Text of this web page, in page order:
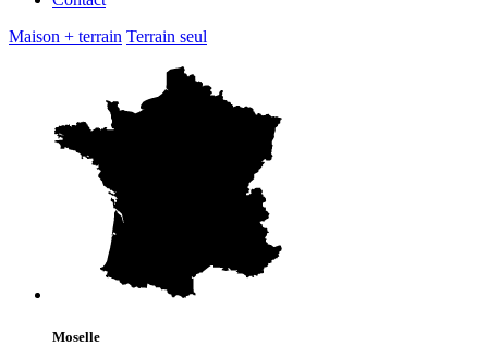
Maison + terrain Terrain seul
Moselle